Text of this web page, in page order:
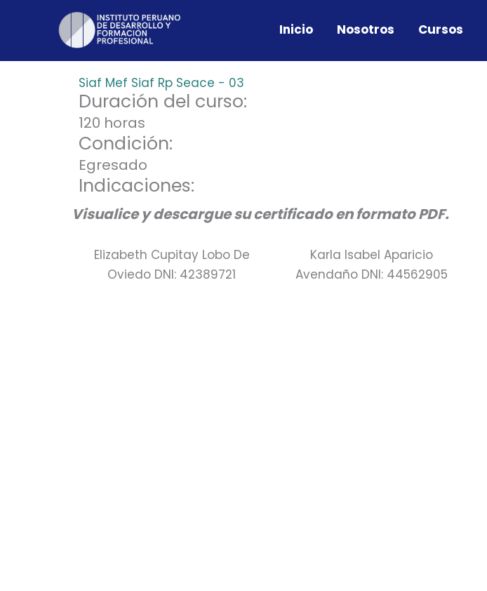
Inicio Nosotros Cursos
Siaf Mef Siaf Rp Seace - 03
Duración del curso:
120 horas
Condición:
Egresado
Indicaciones:
Visualice y descargue su certificado en formato PDF.
Elizabeth Cupitay Lobo De
Oviedo DNI: 42389721
Karla Isabel Aparicio
Avendaño DNI: 44562905